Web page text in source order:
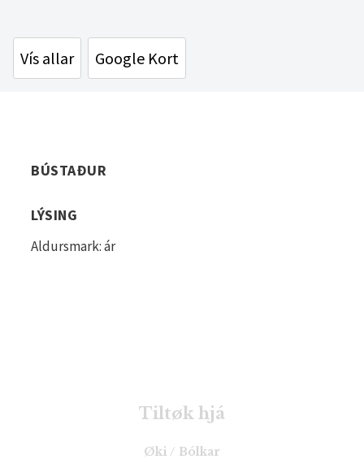
Vís allar Google Kort
BÚSTAÐUR
LÝSING
Aldursmark: ár
Tiltøk hjá
Øki / Bólkar